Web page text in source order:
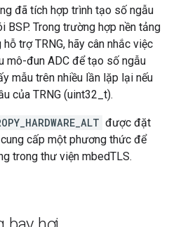
đã tích hợp trình tạo số ngẫu
BSP. Trong trường hợp nền tảng
trợ TRNG, hãy cân nhắc việc
mô-đun ADC để tạo số ngẫu
mẫu trên nhiều lần lặp lại nếu
của TRNG (uint32_t).
được đặt
cấp một phương thức để
trong thư viện mbedTLS.